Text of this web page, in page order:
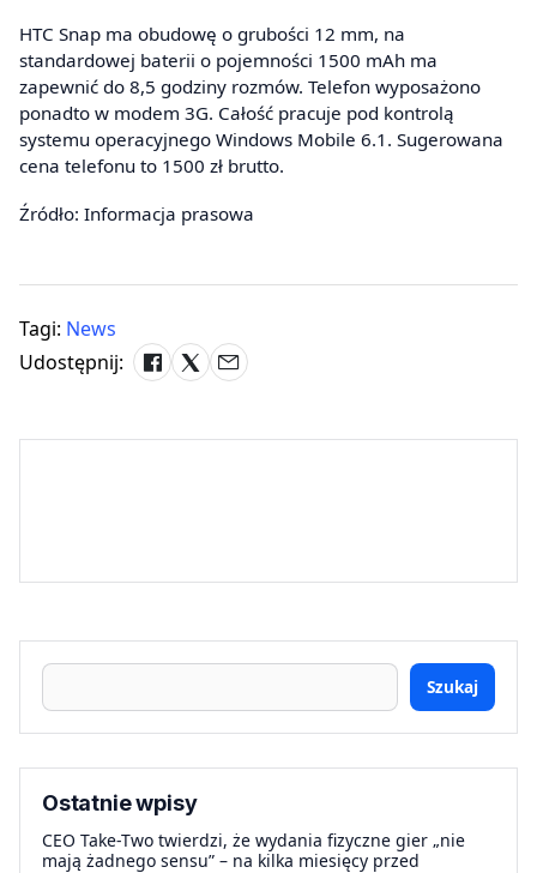
HTC Snap ma obudowę o grubości 12 mm, na
standardowej baterii o pojemności 1500 mAh ma
zapewnić do 8,5 godziny rozmów. Telefon wyposażono
ponadto w modem 3G. Całość pracuje pod kontrolą
systemu operacyjnego Windows Mobile 6.1. Sugerowana
cena telefonu to 1500 zł brutto.
Źródło: Informacja prasowa
Tagi: News
Udostępnij:
Szukaj
Ostatnie wpisy
CEO Take-Two twierdzi, że wydania fizyczne gier „nie
mają żadnego sensu” – na kilka miesięcy przed